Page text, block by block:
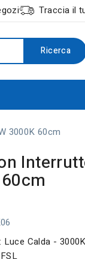
Traccia il
Ricerca
3000K 60cm
Luce Calda -